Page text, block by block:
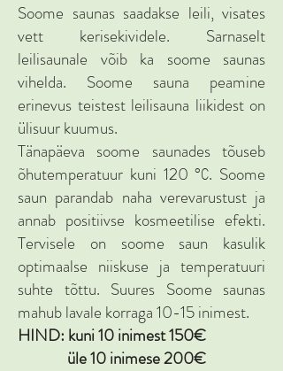
Soome saunas saadakse leili, visates
vett kerisekividele. Sarnaselt
leilisaunale võib ka soome saunas
vihelda. Soome sauna peamine
erinevus teistest leilisauna liikidest on
ülisuur kuumus.
Tänapäeva soome saunades tõuseb
õhutemperatuur kuni 120 °С. Soome
saun parandab naha verevarustust ja
annab positiivse kosmeetilise efekti.
Tervisele on soome saun kasulik
optimaalse niiskuse ja temperatuuri
suhte tõttu. Suures Soome saunas
mahub lavale korraga 10-15 inimest.
HIND: kuni 10 inimest 150€
üle 10 inimese 200€